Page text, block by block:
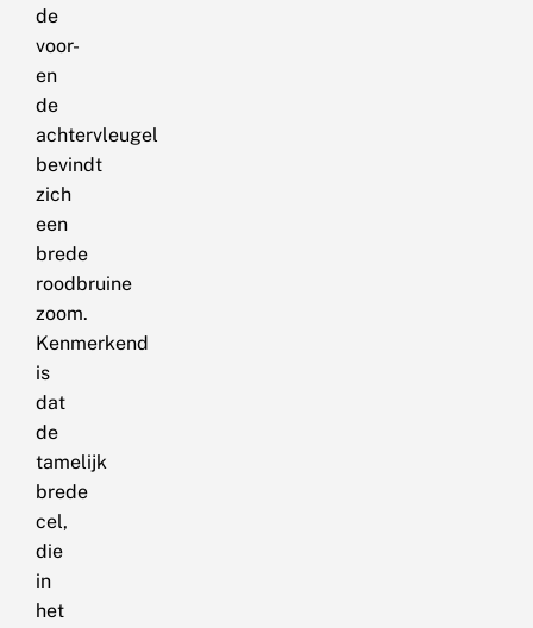
de
voor-
en
de
achtervleugel
bevindt
zich
een
brede
roodbruine
zoom.
Kenmerkend
is
dat
de
tamelijk
brede
cel,
die
in
het